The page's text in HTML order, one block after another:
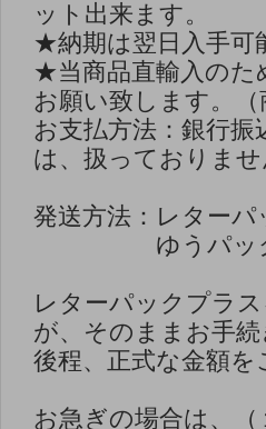
ット出来ます。
★納期は翌日入手可
★当商品直輸入のた
お願い致します。
お支払方法：銀行
は、扱っておりま
発送方法：レター
ゆうパック、ヤ
レターパックプラ
が、そのままお手
後程、正式な金額
お急ぎの場合は、